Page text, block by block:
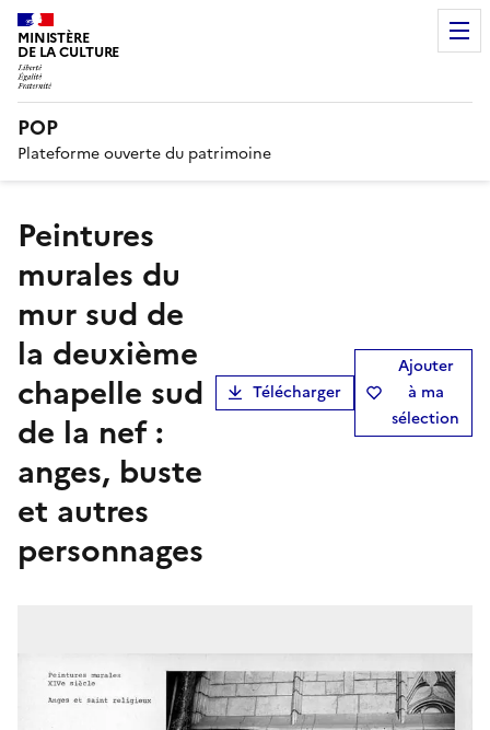
MINISTÈRE
DE LA CULTURE
POP
Plateforme ouverte du patrimoine
Peintures
murales du
mur sud de
la deuxième
chapelle sud
de la nef :
anges, buste
et autres
personnages
Télécharger
Ajouter
à ma
sélection